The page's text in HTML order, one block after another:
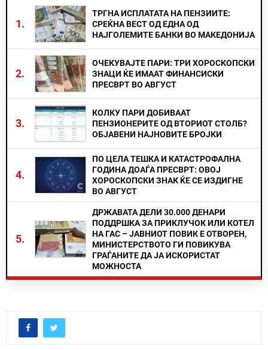
1.
ТРГНА ИСПЛАТАТА НА ПЕНЗИИТЕ:
СРЕЌНА ВЕСТ ОД ЕДНА ОД
НАЈГОЛЕМИТЕ БАНКИ ВО МАКЕДОНИЈА
2.
ОЧЕКУВАЈТЕ ПАРИ: ТРИ ХОРОСКОПСКИ
ЗНАЦИ ЌЕ ИМААТ ФИНАНСИСКИ
ПРЕСВРТ ВО АВГУСТ
3.
КОЛКУ ПАРИ ДОБИВААТ
ПЕНЗИОНЕРИТЕ ОД ВТОРИОТ СТОЛБ?
ОБЈАВЕНИ НАЈНОВИТЕ БРОЈКИ
4.
ПО ЦЕЛА ТЕШКА И КАТАСТРОФАЛНА
ГОДИНА ДОАЃА ПРЕСВРТ: ОВОЈ
ХОРОСКОПСКИ ЗНАК ЌЕ СЕ ИЗДИГНЕ
ВО АВГУСТ
5.
ДРЖАВАТА ДЕЛИ 30.000 ДЕНАРИ
ПОДДРШКА ЗА ПРИКЛУЧОК ИЛИ КОТЕЛ
НА ГАС – ЈАВНИОТ ПОВИК Е ОТВОРЕН,
МИНИСТЕРСТВОТО ГИ ПОВИКУВА
ГРАЃАНИТЕ ДА ЈА ИСКОРИСТАТ
МОЖНОСТА